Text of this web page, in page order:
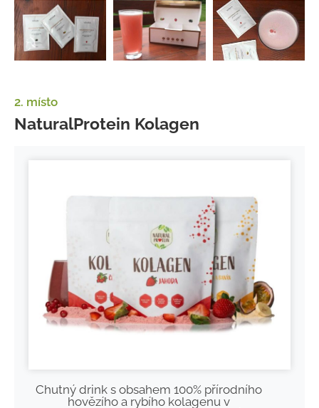
2. místo
NaturalProtein Kolagen
Chutný drink s obsahem 100% přírodního
hovězího a rybího kolagenu v